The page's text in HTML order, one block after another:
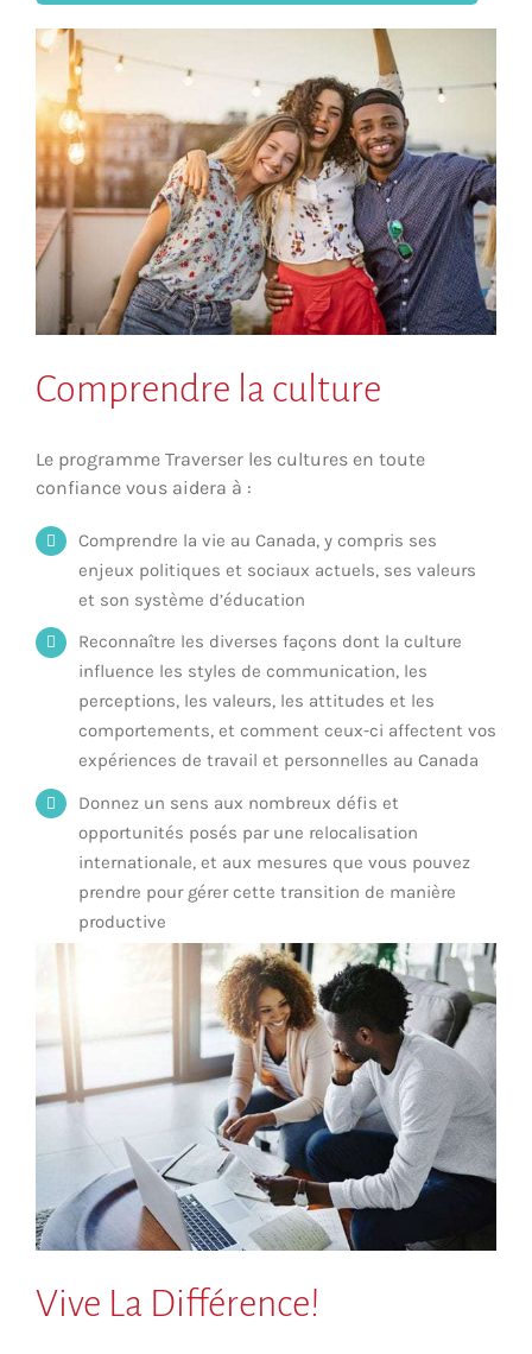
Comprendre la culture
Le programme Traverser les cultures en toute
confiance vous aidera à :
Comprendre la vie au Canada, y compris ses
enjeux politiques et sociaux actuels, ses valeurs
et son système d’éducation
Reconnaître les diverses façons dont la culture
influence les styles de communication, les
perceptions, les valeurs, les attitudes et les
comportements, et comment ceux-ci affectent vos
expériences de travail et personnelles au Canada
Donnez un sens aux nombreux défis et
opportunités posés par une relocalisation
internationale, et aux mesures que vous pouvez
prendre pour gérer cette transition de manière
productive
Vive La Différence!